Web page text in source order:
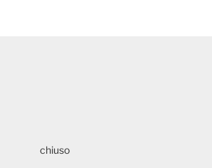
chiuso